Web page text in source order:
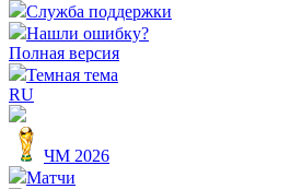
Служба поддержки
Нашли ошибку?
Полная версия
Темная тема
RU
ЧМ 2026
Матчи